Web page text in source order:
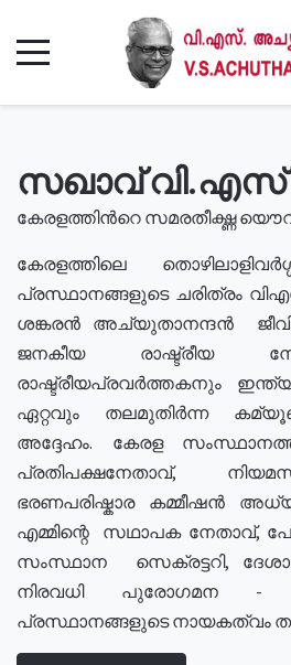
സഖാവ് വി.എസ്
കേരളത്തിൻറെ സമരതീക്ഷ്ണ
കേരളത്തിലെ
പ്രസ്ഥാനങ്ങളുടെ ചരിത്രം
ശങ്കരൻ അച്യുതാനന്ദൻ
ജനകീയ രാഷ്ട്രീയ
രാഷ്ട്രീയപ്രവർത്തകനും
ഏറ്റവും തലമുതിർന്ന
അദ്ദേഹം. കേരള
പ്രതിപക്ഷനേതാവ്,
ഭരണപരിഷ്കാര കമ്മീഷൻ
എമ്മിന്റെ സഥാപക നേതാവ്,
സംസ്ഥാന സെക്രട്ടറി,
നിരവധി പുരോഗമന -
പ്രസ്ഥാനങ്ങളുടെ നായകത്വം